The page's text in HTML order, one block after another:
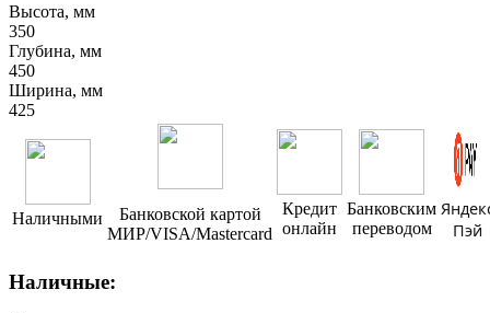
Высота, мм
350
Глубина, мм
450
Ширина, мм
425
Наличными
Банковской картой
МИР/VISA/Mastercard
Кредит
онлайн
Банковским
переводом
Пэй
Наличные: